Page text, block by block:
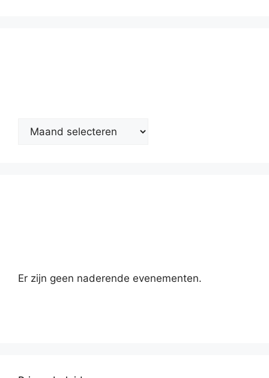
Er zijn geen naderende evenementen.